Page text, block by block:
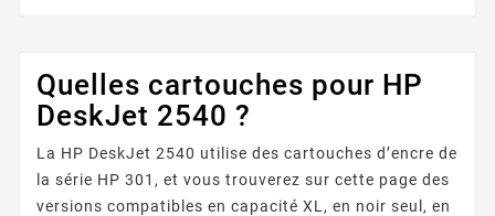
Quelles cartouches pour HP
DeskJet 2540 ?
La HP DeskJet 2540 utilise des cartouches d’encre de
la série HP 301, et vous trouverez sur cette page des
versions compatibles en capacité XL, en noir seul, en